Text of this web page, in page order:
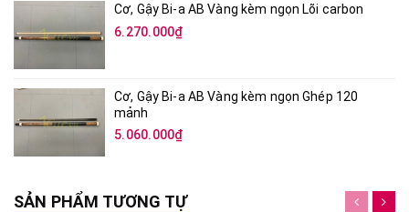
Cơ, Gậy Bi-a AB Vàng kèm ngọn Lõi carbon
6.270.000₫
Cơ, Gậy Bi-a AB Vàng kèm ngọn Ghép 120
mảnh
5.060.000₫
SẢN PHẨM TƯƠNG TỰ